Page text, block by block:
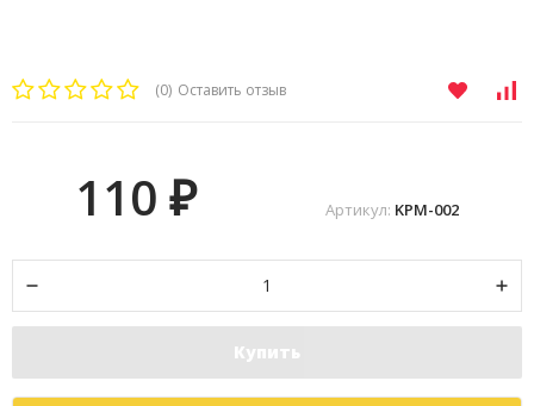
(0) Оставить отзыв
Артикул: KPM-002
110₽
Купить